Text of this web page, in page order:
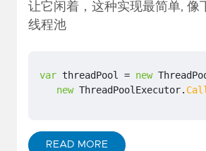
让它闲着，这种实现最简单, 像
线程池
var threadPool = new
new ThreadPoolExecutor.
READ MORE